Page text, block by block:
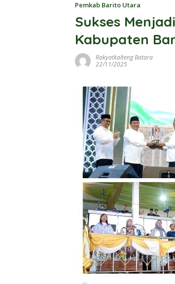
Pemkab Barito Utara
Sukses
Kabupaten
Rakyatkalteng Batara
22/11/2025